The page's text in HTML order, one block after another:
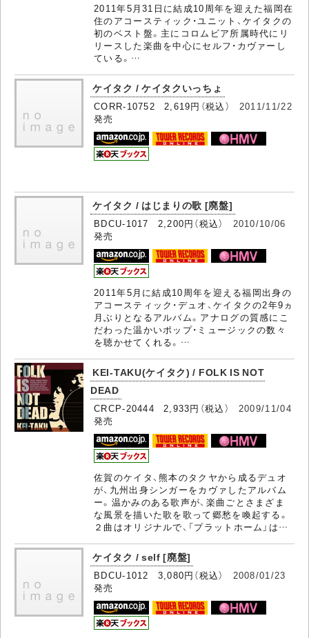
2011年5月31日に結成10周年を迎えた福岡在
住のアコースティック・ユニット、ケイタクの
初のベスト盤。主にコロムビア所属時代にリ
リースした楽曲を中心にセルフ・カヴァーし
ている。…
ケイタク / ケイタクいっちょ
CORR-10752 2,619円（税込） 2011/11/22
発売
ケイタク / はじまりの歌 [廃盤]
BDCU-1017 2,200円（税込） 2010/10/06
発売
2011年5月に結成10周年を迎える福岡出身の
アコースティック・デュオ、ケイタクの2年9ヵ
月ぶりとなるアルバム。アナログの質感にこ
だわった温かいポップ・ミュージックの数々
を聴かせてくれる。…
KEI-TAKU(ケイタク) / FOLK IS NOT
DEAD
CRCP-20444 2,933円（税込） 2009/11/04
発売
佐賀のケイタ、熊本のタクヤから成るデュオ
が、九州出身シンガーをカヴァしたアルバム
ー。温かみのある歌声が、楽曲ごとさまざま
な風景を描いた歌を歌って郷愁を喚起する。
２曲はオリジナルで、「プラットホーム」は…
ケイタク / self [廃盤]
BDCU-1012 3,080円（税込） 2008/01/23
発売